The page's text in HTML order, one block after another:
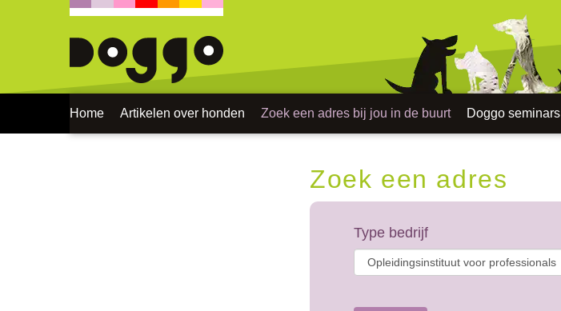
Home Artikelen over honden Zoek een adres bij jou in de buurt Doggo seminars
Zoek een adres
Type bedrijf